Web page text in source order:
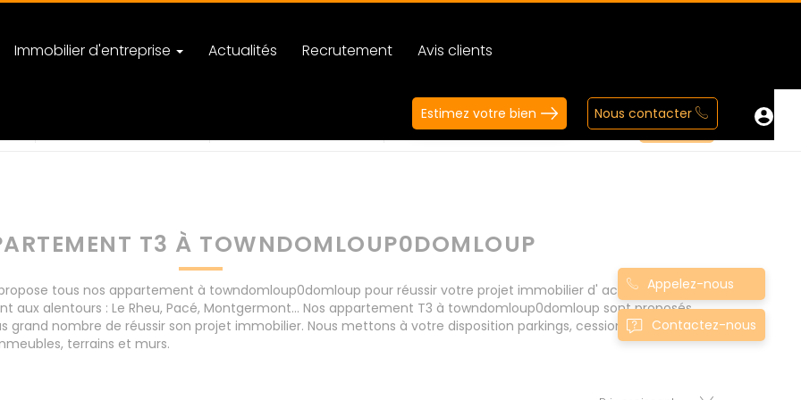
Immobilier d'entreprise Actualités Recrutement Avis clients
Estimez votre bien Nous contacter
T3 À TOWNDOMLOUP0DOMLOUP
tous nos appartement à towndomloup0domloup pour réussir votre projet immobilier d' achat. Consultez
aux alentours : Le Rheu, Pacé, Montgermont... Nos appartement T3 à towndomloup0domloup sont proposés
nombre de réussir son projet immobilier. Nous mettons à votre disposition parkings, cessions de baux,
terrains et murs.
Appelez-nous
Contactez-nous